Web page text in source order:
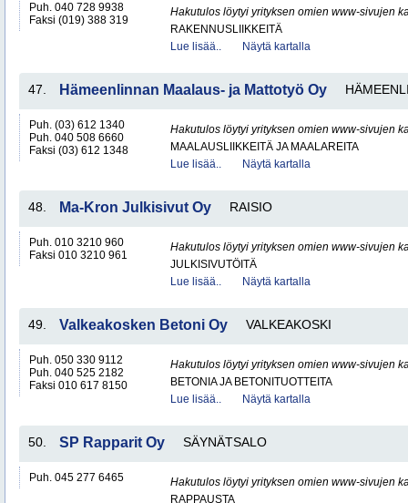
Puh. 040 728 9938
Faksi (019) 388 319
Hakutulos löytyi yrityksen omien www-sivujen
RAKENNUSLIIKKEITÄ
Lue lisää..
Näytä kartalla
47. Hämeenlinnan Maalaus- ja Mattotyö Oy
Puh. (03) 612 1340
Puh. 040 508 6660
Faksi (03) 612 1348
Hakutulos löytyi yrityksen omien www-sivujen
MAALAUSLIIKKEITÄ JA MAALAREITA
Lue lisää..
Näytä kartalla
48. Ma-Kron Julkisivut Oy RAISIO
Puh. 010 3210 960
Faksi 010 3210 961
Hakutulos löytyi yrityksen omien www-sivujen
JULKISIVUTÖITÄ
Lue lisää..
Näytä kartalla
49. Valkeakosken Betoni Oy VALKEAKOSKI
Puh. 050 330 9112
Puh. 040 525 2182
Faksi 010 617 8150
Hakutulos löytyi yrityksen omien www-sivujen
BETONIA JA BETONITUOTTEITA
Lue lisää..
Näytä kartalla
50. SP Rapparit Oy SÄYNÄTSALO
Puh. 045 277 6465
Hakutulos löytyi yrityksen omien www-sivujen
RAPPAUSTA